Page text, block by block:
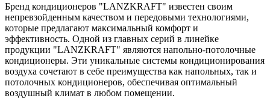
Бренд кондиционеров "LANZKRAFT" известен своим
непревзойденным качеством и передовыми технологиями,
которые предлагают максимальный комфорт и
эффективность. Одной из главных серий в линейке
продукции "LANZKRAFT" являются напольно-потолочные
кондиционеры. Эти уникальные системы кондиционирования
воздуха сочетают в себе преимущества как напольных, так и
потолочных кондиционеров, обеспечивая оптимальный
воздушный климат в любом помещении.